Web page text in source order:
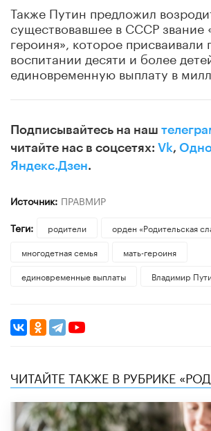
Также Путин предложил
существовавшее в СССР звание
героиня», которое присваивали
воспитании десяти и более
единовременную выплату в
Подписывайтесь на наш
читайте нас в соцсетях: Vk,
Яндекс.Дзен.
Источник: ПРАВМИР
Теги:
родители
орден «Родительская
многодетная семья
мать-героиня
единовременные выплаты
Владимир
ЧИТАЙТЕ ТАКЖЕ В РУБРИКЕ